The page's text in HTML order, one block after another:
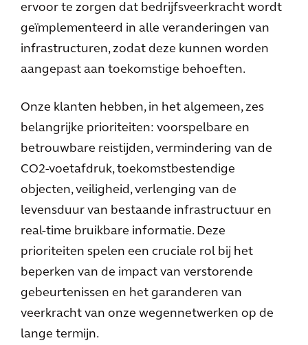
ervoor te zorgen dat bedrijfsveerkracht wordt
geïmplementeerd in alle veranderingen van
infrastructuren, zodat deze kunnen worden
aangepast aan toekomstige behoeften.
Onze klanten hebben, in het algemeen, zes
belangrijke prioriteiten: voorspelbare en
betrouwbare reistijden, vermindering van de
CO2-voetafdruk, toekomstbestendige
objecten, veiligheid, verlenging van de
levensduur van bestaande infrastructuur en
real-time bruikbare informatie. Deze
prioriteiten spelen een cruciale rol bij het
beperken van de impact van verstorende
gebeurtenissen en het garanderen van
veerkracht van onze wegennetwerken op de
lange termijn.